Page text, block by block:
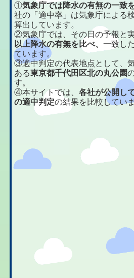
①気象庁では降水の有無の一致
社の「適中率」は気象庁による
算出しています。
②気象庁では、その日の予報と
以上降水の有無を比べ、一致し
ています。
③適中判定の代表地点として、
ある東京都千代田区北の丸公園
す。
④本サイトでは、各社が公開し
の適中判定の結果を比較していま